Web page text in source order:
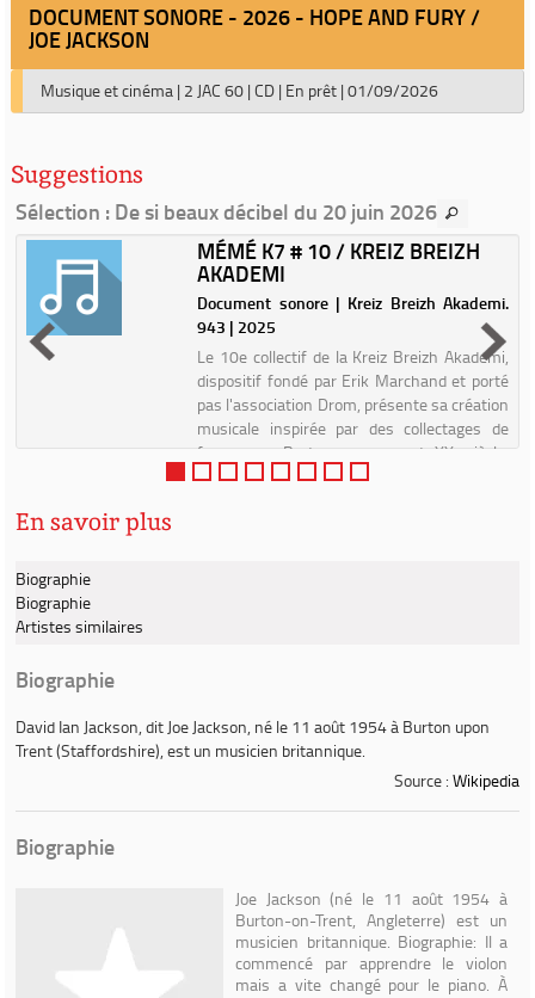
DOCUMENT SONORE - 2026 - HOPE AND FURY /
JOE JACKSON
Musique et cinéma | 2 JAC 60 | CD | En prêt | 01/09/2026
Suggestions
Sélection : De si beaux décibel du 20 juin 2026
MÉMÉ K7 # 10 / KREIZ BREIZH
AKADEMI
Document sonore | Kreiz Breizh Akademi.
943 | 2025
Le 10e collectif de la Kreiz Breizh Akademi,
dispositif fondé par Erik Marchand et porté
pas l'association Drom, présente sa création
musicale inspirée par des collectages de
femmes en Bretagne au cours du XXe siècle.
Une création...
En savoir plus
Biographie
Biographie
Artistes similaires
Biographie
David Ian Jackson, dit Joe Jackson, né le 11 août 1954 à Burton upon
Trent (Staffordshire), est un musicien britannique.
Source : Wikipedia
Biographie
Joe Jackson (né le 11 août 1954 à
Burton-on-Trent, Angleterre) est un
musicien britannique. Biographie: Il a
commencé par apprendre le violon
mais a vite changé pour le piano. À